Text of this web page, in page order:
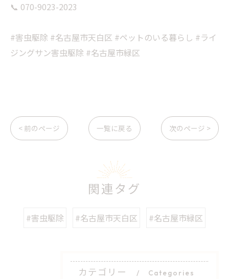
📞 070-9023-2023
#害虫駆除 #名古屋市天白区 #ペットのいる暮らし #ライ
ジングサン害虫駆除 #名古屋市緑区
< 前のページ 一覧に戻る 次のページ >
関連タグ
#害虫駆除 #名古屋市天白区 #名古屋市緑区
カテゴリー Categories